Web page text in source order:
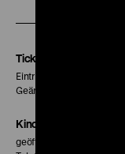
Tickets
Eintritt 5 €
Geänderte Preise sind im
Kinokasse
geöffnet 30 Minuten vor